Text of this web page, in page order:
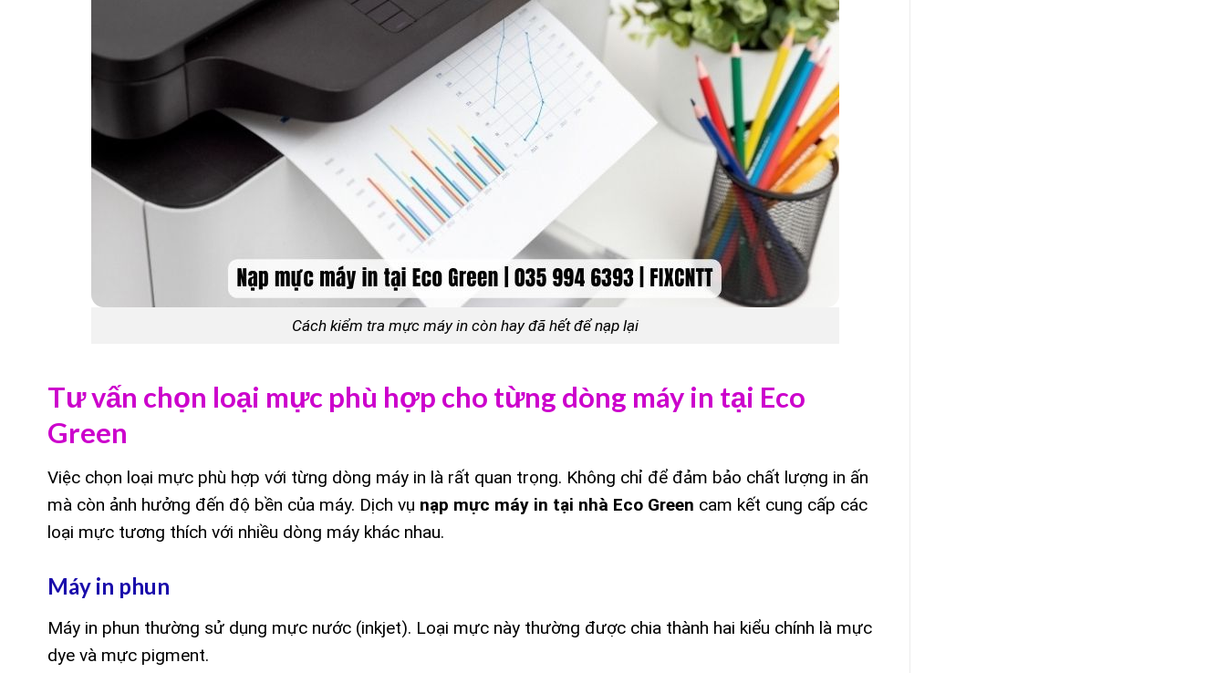
Cách kiểm tra mực máy in còn hay đã hết để nạp lại
Tư vấn chọn loại mực phù hợp cho từng dòng máy in tại Eco
Green
Việc chọn loại mực phù hợp với từng dòng máy in là rất quan trọng. Không chỉ để đảm bảo chất lượng in ấn
mà còn ảnh hưởng đến độ bền của máy. Dịch vụ nạp mực máy in tại nhà Eco Green cam kết cung cấp các
loại mực tương thích với nhiều dòng máy khác nhau.
Máy in phun
Máy in phun thường sử dụng mực nước (inkjet). Loại mực này thường được chia thành hai kiểu chính là mực
dye và mực pigment.